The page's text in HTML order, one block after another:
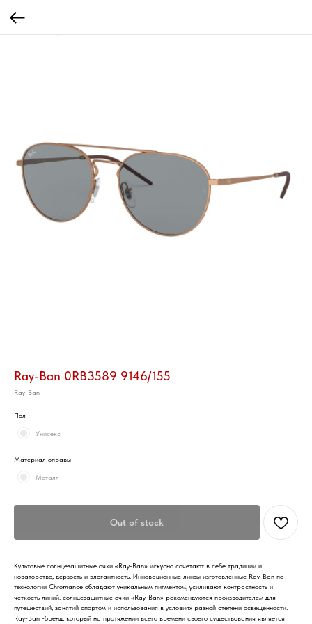
Ray-Ban 0RB3589 9146/155
Ray-Ban
Пол
Унисекс
Материал оправы
Металл
Out of stock
Культовые солнцезащитные очки «Ray-Ban» искусно сочетают в себе традиции и
новаторство, дерзость и элегантность. Инновационные линзы изготовленные Ray-Ban по
технологии Chromance обладают уникальным пигментом, усиливают контрастность и
четкость линий. солнцезащитные очки «Ray-Ban» рекомендуются производителем для
путешествий, занятий спортом и использования в условиях разной степени освещенности.
Ray-Ban -бренд, который на протяжении всего времени своего существования является